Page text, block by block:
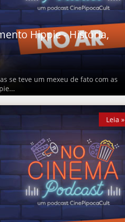
Hippie - História,
se teve um mexeu de fato com as
Leia »
Leia »